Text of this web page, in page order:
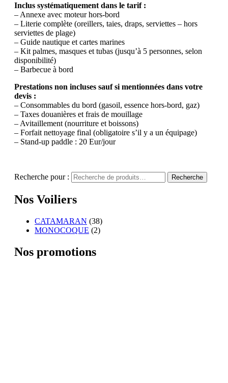
Inclus systématiquement dans le tarif :
– Annexe avec moteur hors-bord
– Literie complète (oreillers, taies, draps, serviettes – hors
serviettes de plage)
– Guide nautique et cartes marines
– Kit palmes, masques et tubas (jusqu’à 5 personnes, selon
disponibilité)
– Barbecue à bord
Prestations non incluses sauf si mentionnées dans votre
devis :
– Consommables du bord (gasoil, essence hors-bord, gaz)
– Taxes douanières et frais de mouillage
– Avitaillement (nourriture et boissons)
– Forfait nettoyage final (obligatoire s’il y a un équipage)
– Stand-up paddle : 20 Eur/jour
Recherche pour : Recherche
Nos Voiliers
CATAMARAN (38)
MONOCOQUE (2)
Nos promotions